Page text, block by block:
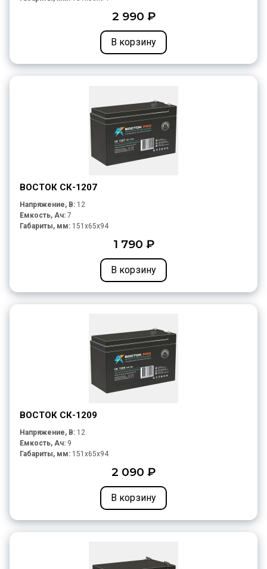
2 990 ₽
В корзину
ВОСТОК СК-1207
Напряжение, В: 12
Емкость, Ач: 7
Габариты, мм: 151x65x94
1 790 ₽
В корзину
ВОСТОК СК-1209
Напряжение, В: 12
Емкость, Ач: 9
Габариты, мм: 151x65x94
2 090 ₽
В корзину